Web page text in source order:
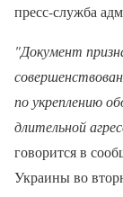
пресс-служба
"Документ
по укреплению
длительной
говорится в
Украины во